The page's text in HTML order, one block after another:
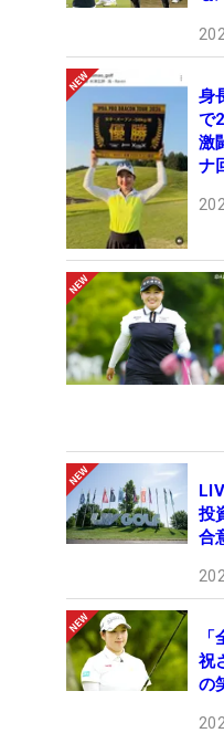
身
で
激
ナ
投
合
祝
の